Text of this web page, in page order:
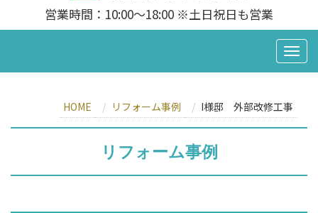
営業時間：10:00～18:00 ※土日祝日も営業
HOME リフォーム事例 I様邸 外部改修工事
リフォーム事例